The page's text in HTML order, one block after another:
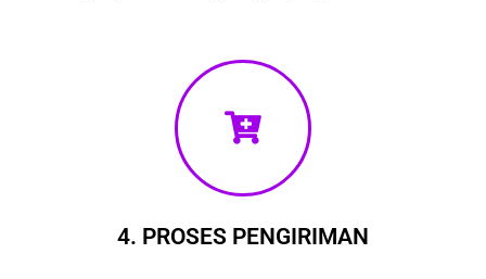
4. PROSES PENGIRIMAN